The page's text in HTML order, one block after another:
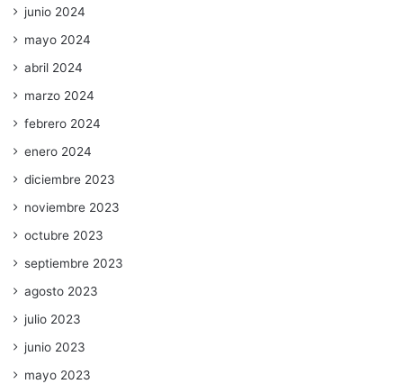
junio 2024
mayo 2024
abril 2024
marzo 2024
febrero 2024
enero 2024
diciembre 2023
noviembre 2023
octubre 2023
septiembre 2023
agosto 2023
julio 2023
junio 2023
mayo 2023